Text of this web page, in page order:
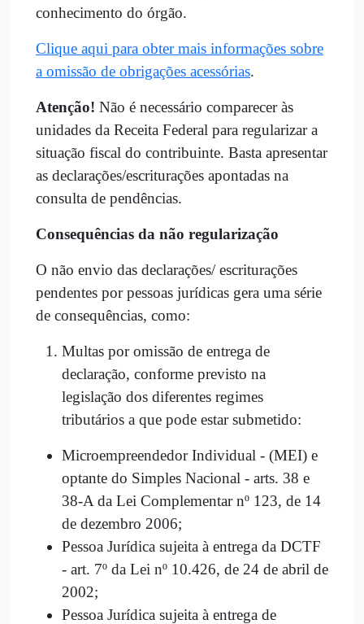
conhecimento do órgão.
Clique aqui para obter mais informações sobre
a omissão de obrigações acessórias.
Atenção! Não é necessário comparecer às
unidades da Receita Federal para regularizar a
situação fiscal do contribuinte. Basta apresentar
as declarações/escriturações apontadas na
consulta de pendências.
Consequências da não regularização
O não envio das declarações/ escriturações
pendentes por pessoas jurídicas gera uma série
de consequências, como:
Multas por omissão de entrega de
declaração, conforme previsto na
legislação dos diferentes regimes
tributários a que pode estar submetido:
Microempreendedor Individual - (MEI) e
optante do Simples Nacional - arts. 38 e
38-A da Lei Complementar nº 123, de 14
de dezembro 2006;
Pessoa Jurídica sujeita à entrega da DCTF
- art. 7º da Lei nº 10.426, de 24 de abril de
2002;
Pessoa Jurídica sujeita à entrega de